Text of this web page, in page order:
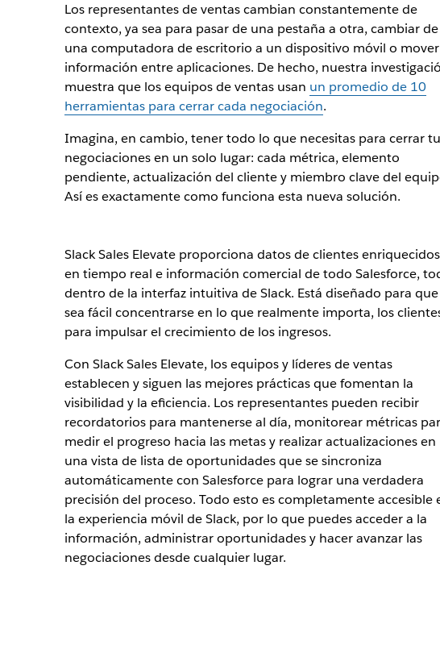
Los representantes de ventas cambian constantemente de
contexto, ya sea para pasar de una pestaña a otra, cambiar de
una computadora de escritorio a un dispositivo móvil o mover
información entre aplicaciones. De hecho, nuestra
muestra que los equipos de ventas usan un promedio de 10
herramientas para cerrar cada negociación.
Imagina, en cambio, tener todo lo que necesitas para cerrar
negociaciones en un solo lugar: cada métrica, elemento
pendiente, actualización del cliente y miembro clave del
Así es exactamente como funciona esta nueva solución.
Slack Sales Elevate proporciona datos de clientes
en tiempo real e información comercial de todo Salesforce,
dentro de la interfaz intuitiva de Slack. Está diseñado para que
sea fácil concentrarse en lo que realmente importa, los
para impulsar el crecimiento de los ingresos.
Con Slack Sales Elevate, los equipos y líderes de ventas
establecen y siguen las mejores prácticas que fomentan la
visibilidad y la eficiencia. Los representantes pueden recibir
recordatorios para mantenerse al día, monitorear métricas
medir el progreso hacia las metas y realizar actualizaciones en
una vista de lista de oportunidades que se sincroniza
automáticamente con Salesforce para lograr una verdadera
precisión del proceso. Todo esto es completamente accesible
la experiencia móvil de Slack, por lo que puedes acceder a la
información, administrar oportunidades y hacer avanzar las
negociaciones desde cualquier lugar.